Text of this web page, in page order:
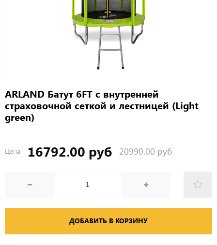
ARLAND Батут 6FT с внутренней
страховочной сеткой и лестницей (Light
green)
Цена 16792.00 руб 20990.00 руб
ДОБАВИТЬ В КОРЗИНУ